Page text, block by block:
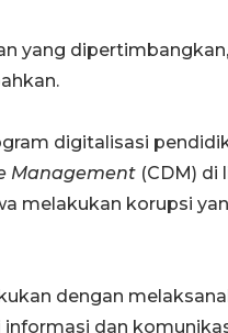
yang
digitalisasi
Management (CDM) di
melakukan korupsi
dengan
dan